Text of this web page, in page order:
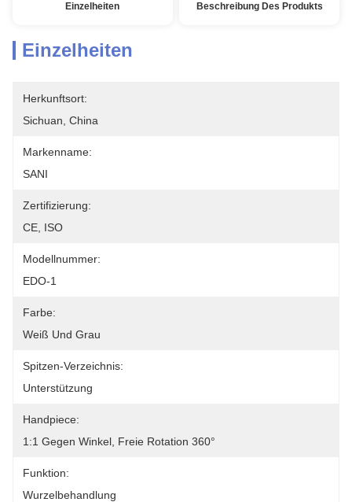
Einzelheiten Beschreibung Des Produkts
Einzelheiten
Herkunftsort:
Sichuan, China
Markenname:
SANI
Zertifizierung:
CE, ISO
Modellnummer:
EDO-1
Farbe:
Weiß Und Grau
Spitzen-Verzeichnis:
Unterstützung
Handpiece:
1:1 Gegen Winkel, Freie Rotation 360°
Funktion:
Wurzelbehandlung